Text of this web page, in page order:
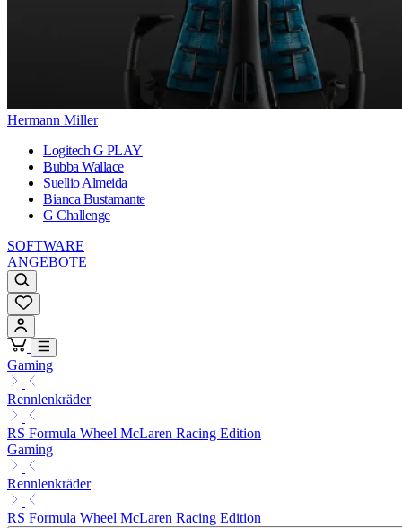
Hermann Miller
Logitech G PLAY
Bubba Wallace
Suellio Almeida
Bianca Bustamante
G Challenge
SOFTWARE
ANGEBOTE
Gaming
Rennlenkräder
RS Formula Wheel McLaren Racing Edition
Gaming
Rennlenkräder
RS Formula Wheel McLaren Racing Edition